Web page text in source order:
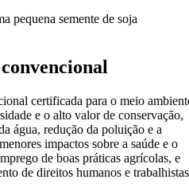
certificada para o meio
e o alto valor de conservação,
água, redução da poluição e a
impactos sobre a saúde e o
de boas práticas agrícolas, e
de direitos humanos e